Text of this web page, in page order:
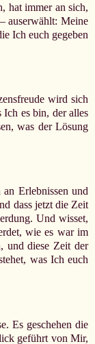
hat immer an sich,
auserwählt: Meine
Ich euch gegeben
wird sich
Ich es bin, der alles
was der Lösung
Erlebnissen und
dass jetzt die Zeit
Und wisset,
wie es war im
und diese Zeit der
was Ich euch
Es geschehen die
geführt von Mir,